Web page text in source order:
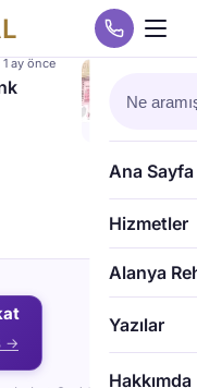
L
Ana Sayfa
Hizmetler
Alanya
Yazılar
Hakkımda
ay önce
→